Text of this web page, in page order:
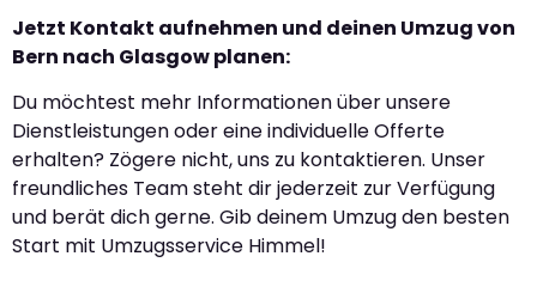
Jetzt Kontakt aufnehmen und deinen Umzug von
Bern nach Glasgow planen:
Du möchtest mehr Informationen über unsere
Dienstleistungen oder eine individuelle Offerte
erhalten? Zögere nicht, uns zu kontaktieren. Unser
freundliches Team steht dir jederzeit zur Verfügung
und berät dich gerne. Gib deinem Umzug den besten
Start mit Umzugsservice Himmel!